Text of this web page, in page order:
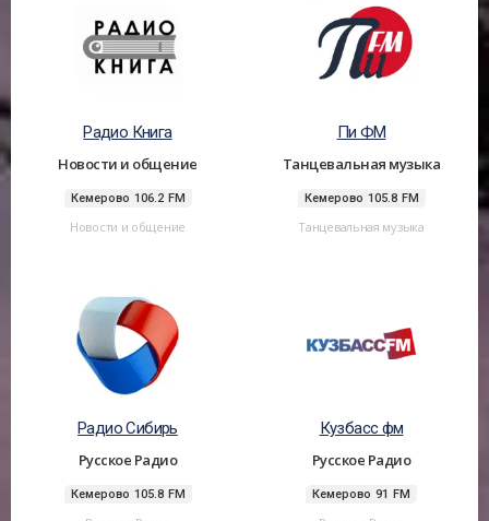
Радио Книга
Новости и общение
Кемерово 106.2 FM
Новости и общение
Пи ФМ
Танцевальная музыка
Кемерово 105.8 FM
Танцевальная музыка
Радио Сибирь
Русское Радио
Кемерово 105.8 FM
Кузбасс фм
Русское Радио
Кемерово 91 FM